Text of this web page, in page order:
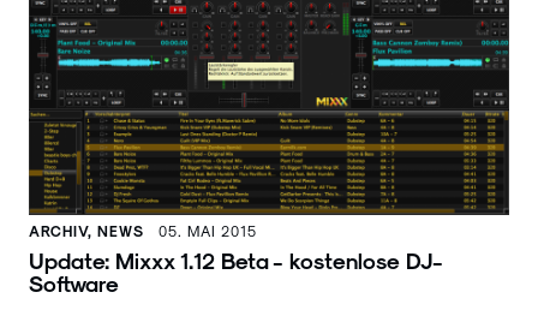
ARCHIV, NEWS 05. MAI 2015
Update: Mixxx 1.12 Beta - kostenlose DJ-
Software